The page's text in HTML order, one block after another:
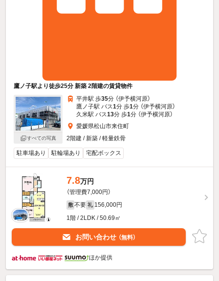
鷹ノ子駅より徒歩25分 新築 2階建の賃貸物件
すべての写真
平井駅 歩35分 （伊予横河原）
鷹ノ子駅 バス1分 歩1分 （伊予横河原）
久米駅 バス13分 歩1分 （伊予横河原）
愛媛県松山市来住町
2階建 / 新築 / 軽量鉄骨
駐車場あり 駐輪場あり 宅配ボックス
7.8万円
（管理費7,000円）
敷 不要 礼 156,000円
1階 / 2LDK / 50.69㎡
お問い合わせ （無料）
ほか提供